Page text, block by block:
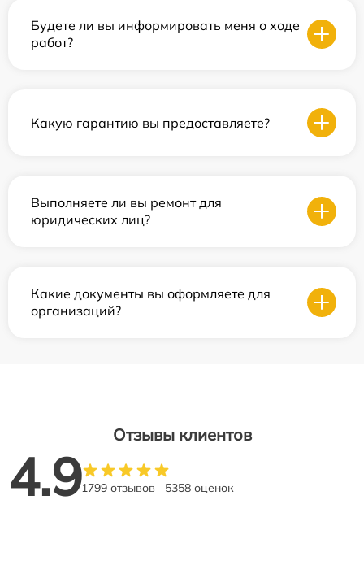
Будете ли вы информировать меня о ходе
работ?
Какую гарантию вы предоставляете?
Выполняете ли вы ремонт для
юридических лиц?
Какие документы вы оформляете для
организаций?
Отзывы клиентов
4.91799 отзывов 5358 оценок